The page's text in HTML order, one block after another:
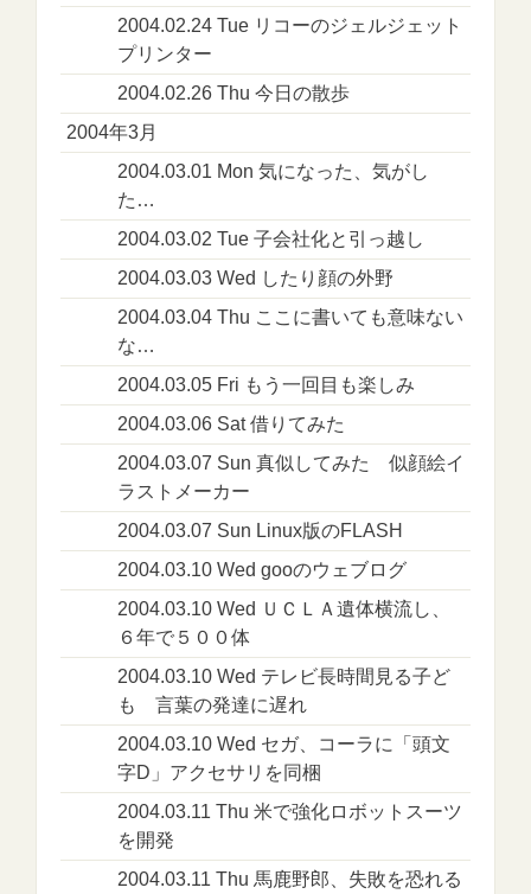
2004.02.24 Tue リコーのジェルジェット
プリンター
2004.02.26 Thu 今日の散歩
2004年3月
2004.03.01 Mon 気になった、気がし
た…
2004.03.02 Tue 子会社化と引っ越し
2004.03.03 Wed したり顔の外野
2004.03.04 Thu ここに書いても意味ない
な…
2004.03.05 Fri もう一回目も楽しみ
2004.03.06 Sat 借りてみた
2004.03.07 Sun 真似してみた 似顔絵イ
ラストメーカー
2004.03.07 Sun Linux版のFLASH
2004.03.10 Wed gooのウェブログ
2004.03.10 Wed ＵＣＬＡ遺体横流し、
６年で５００体
2004.03.10 Wed テレビ長時間見る子ど
も 言葉の発達に遅れ
2004.03.10 Wed セガ、コーラに「頭文
字D」アクセサリを同梱
2004.03.11 Thu 米で強化ロボットスーツ
を開発
2004.03.11 Thu 馬鹿野郎、失敗を恐れる